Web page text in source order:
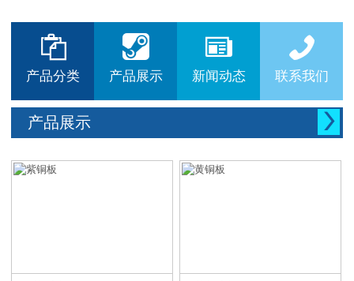



产品分类

产品展示

新闻动态

联系我们
产品展示 